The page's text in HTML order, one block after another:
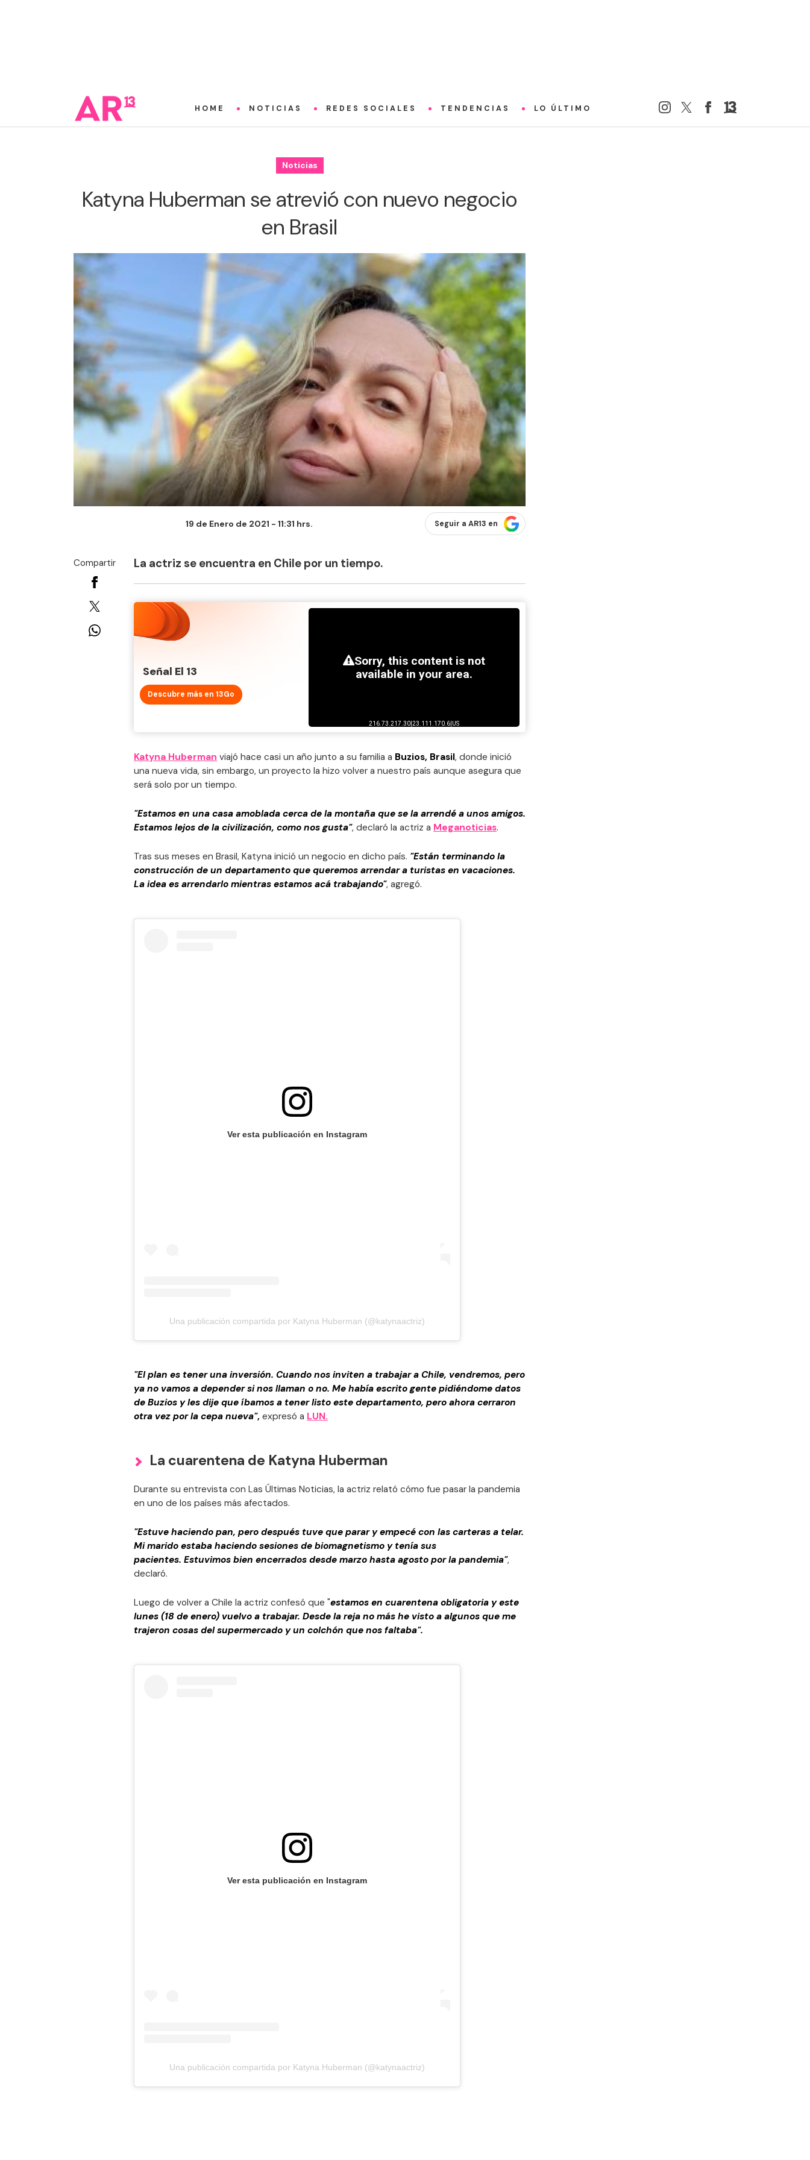
HOME NOTICIAS REDES SOCIALES TENDENCIAS LO ÚLTIMO
Noticias
Katyna Huberman se atrevió con nuevo negocio
en Brasil
19 de Enero de 2021 - 11:31 hrs. Seguir a AR13 en
Compartir La actriz se encuentra en Chile por un tiempo.
Señal El 13
Descubre más en 13Go
Katyna Huberman viajó hace casi un año junto a su familia a Buzios, Brasil, donde inició
una nueva vida, sin embargo, un proyecto la hizo volver a nuestro país aunque asegura que
será solo por un tiempo.
"Estamos en una casa amoblada cerca de la montaña que se la arrendé a unos amigos.
Estamos lejos de la civilización, como nos gusta", declaró la actriz a Meganoticias.
Tras sus meses en Brasil, Katyna inició un negocio en dicho país. "Están terminando la
construcción de un departamento que queremos arrendar a turistas en vacaciones.
La idea es arrendarlo mientras estamos acá trabajando", agregó.
Ver esta publicación en Instagram
Una publicación compartida por Katyna Huberman (@katynaactriz)
"El plan es tener una inversión. Cuando nos inviten a trabajar a Chile, vendremos, pero
ya no vamos a depender si nos llaman o no. Me había escrito gente pidiéndome datos
de Buzios y les dije que íbamos a tener listo este departamento, pero ahora cerraron
otra vez por la cepa nueva", expresó a LUN.
La cuarentena de Katyna Huberman
Durante su entrevista con Las Últimas Noticias, la actriz relató cómo fue pasar la pandemia
en uno de los países más afectados.
"Estuve haciendo pan, pero después tuve que parar y empecé con las carteras a telar.
Mi marido estaba haciendo sesiones de biomagnetismo y tenía sus
pacientes. Estuvimos bien encerrados desde marzo hasta agosto por la pandemia",
declaró.
Luego de volver a Chile la actriz confesó que "estamos en cuarentena obligatoria y este
lunes (18 de enero) vuelvo a trabajar. Desde la reja no más he visto a algunos que me
trajeron cosas del supermercado y un colchón que nos faltaba".
Ver esta publicación en Instagram
Una publicación compartida por Katyna Huberman (@katynaactriz)